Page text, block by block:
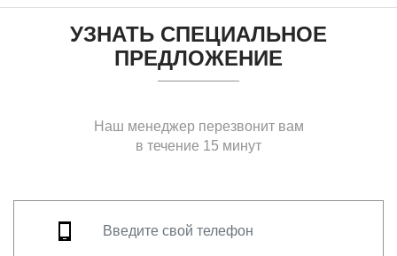
УЗНАТЬ СПЕЦИАЛЬНОЕ
ПРЕДЛОЖЕНИЕ
Наш менеджер перезвонит вам
в течение 15 минут